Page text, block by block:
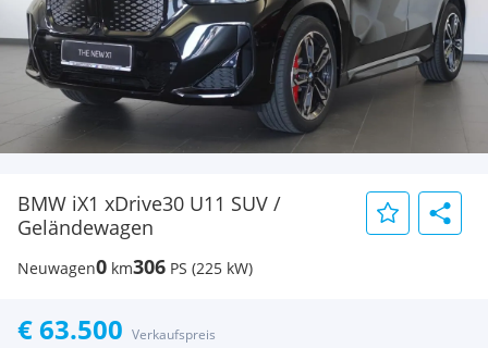
BMW iX1 xDrive30 U11 SUV /
Geländewagen
Neuwagen0 km306 PS (225 kW)
€ 63.500 Verkaufspreis